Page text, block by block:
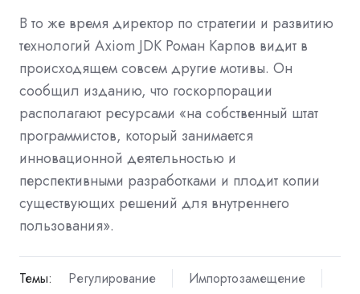
В то же время директор по стратегии и развитию
технологий Axiom JDK Роман Карпов видит в
происходящем совсем другие мотивы. Он
сообщил изданию, что госкорпорации
располагают ресурсами «на собственный штат
программистов, который занимается
инновационной деятельностью и
перспективными разработками и плодит копии
существующих решений для внутреннего
пользования».
Темы: Регулирование
Импортозамещение